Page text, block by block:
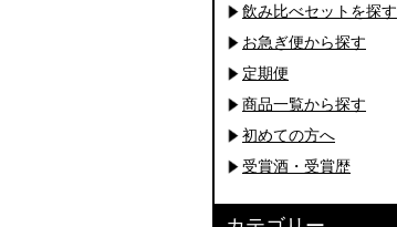
飲み比べセットを探す
お急ぎ便から探す
定期便
商品一覧から探す
初めての方へ
受賞酒・受賞歴